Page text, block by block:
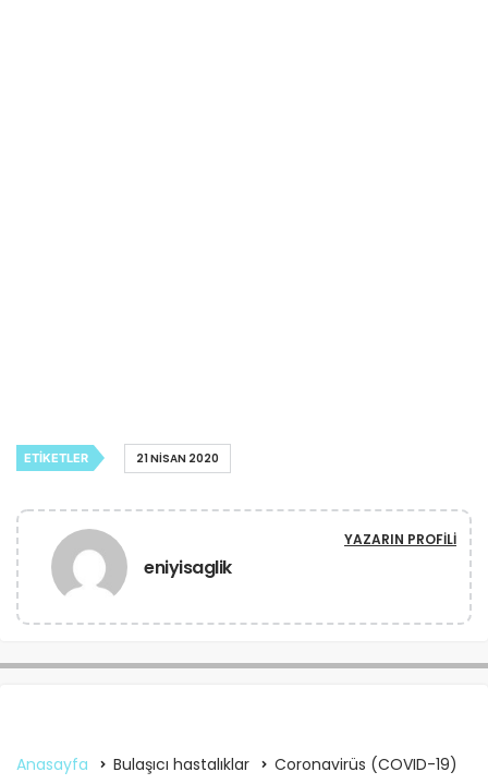
ETIKETLER 21 NISAN 2020
eniyisaglik
YAZARIN PROFILI
Anasayfa Bulaşıcı hastalıklar Coronavirüs (COVID-19)